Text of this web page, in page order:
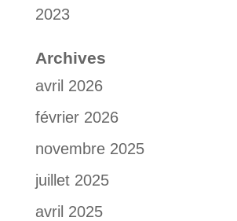
2023
Archives
avril 2026
février 2026
novembre 2025
juillet 2025
avril 2025